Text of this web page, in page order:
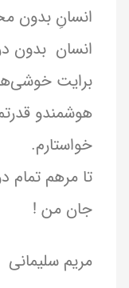
انسانِ بدون
انسان بدون
برایت
هوشمندو
خواستارم.
تا مرهم
جان من !
مریم سلیمانی